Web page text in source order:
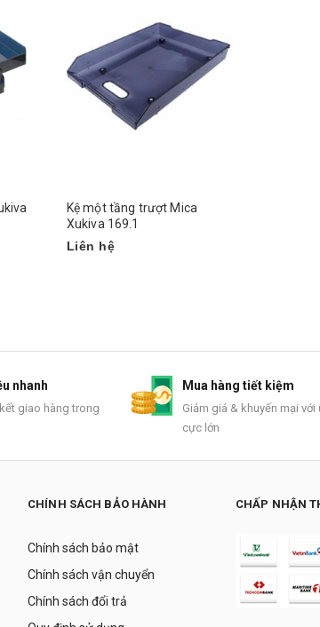
Kệ một tầng trượt Mica
Xukiva 169.1
Liên hệ
nhanh
giao hàng trong
Mua hàng tiết kiệm
Giảm giá & khuyến mại với
cực lớn
CHÍNH SÁCH BẢO HÀNH
Chính sách bảo mật
Chính sách vận chuyển
Chính sách đổi trả
CHẤP NHẬN